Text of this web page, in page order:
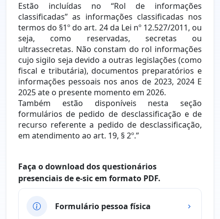
Estão incluídas no “Rol de informações
classificadas” as informações classificadas nos
termos do §1º do art. 24 da Lei nº 12.527/2011, ou
seja, como reservadas, secretas ou
ultrassecretas. Não constam do rol informações
cujo sigilo seja devido a outras legislações (como
fiscal e tributária), documentos preparatórios e
informações pessoais nos anos de 2023, 2024 E
2025 ate o presente momento em 2026.
Também estão disponíveis nesta seção
formulários de pedido de desclassificação e de
recurso referente a pedido de desclassificação,
em atendimento ao art. 19, § 2º.”
Faça o download dos questionários
presenciais de e-sic em formato PDF.
Formulário pessoa física